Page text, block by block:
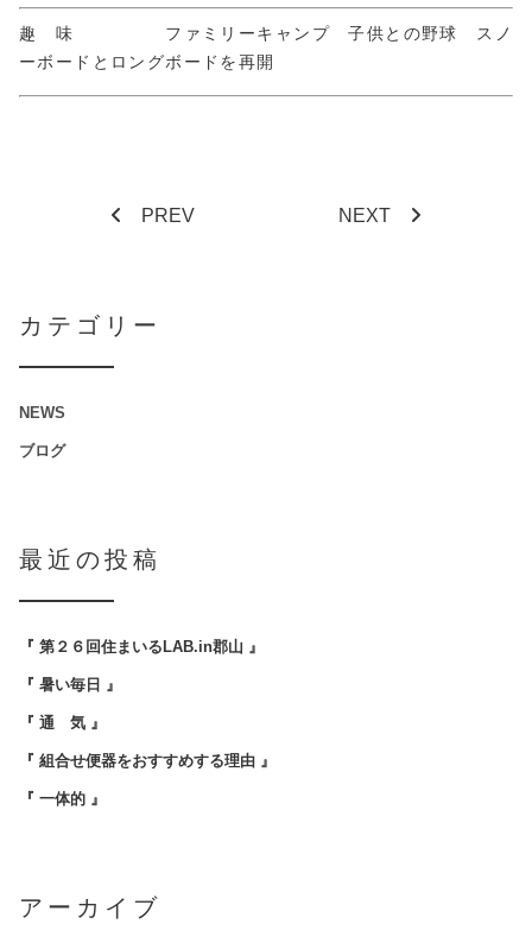
趣 味 ファミリーキャンプ 子供との野球 スノ
ーボードとロングボードを再開
PREV NEXT
カテゴリー
NEWS
ブログ
最近の投稿
『 第２６回住まいるLAB.in郡山 』
『 暑い毎日 』
『 通 気 』
『 組合せ便器をおすすめする理由 』
『 一体的 』
アーカイブ